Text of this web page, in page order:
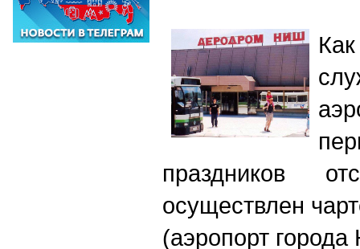
праздников
осуществлен
(аэропорт